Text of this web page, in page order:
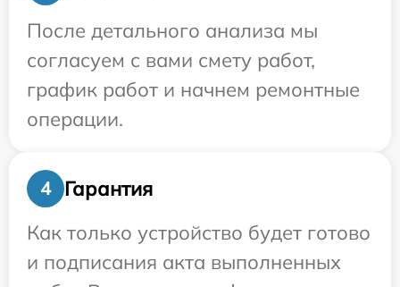
После детального анализа мы
согласуем с вами смету работ,
график работ и начнем ремонтные
операции.
4
Гарантия
Как только устройство будет готово
и подписания акта выполненных